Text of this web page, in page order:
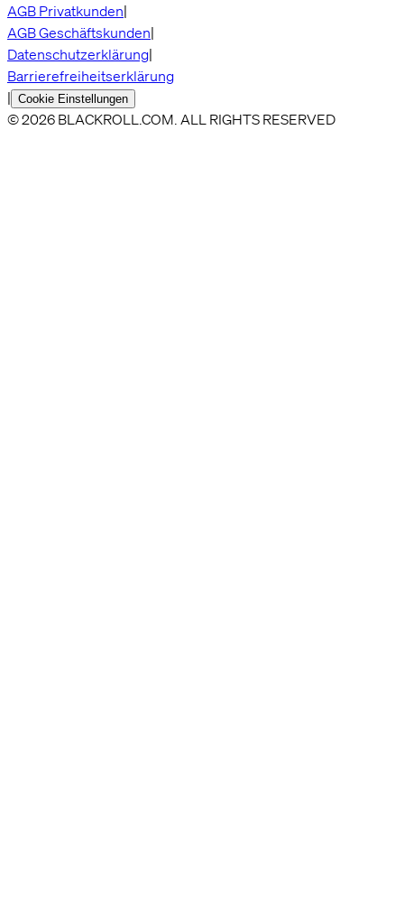
AGB Privatkunden|
AGB Geschäftskunden|
Datenschutzerklärung|
Barrierefreiheitserklärung
| Cookie Einstellungen
© 2026 BLACKROLL.COM. ALL RIGHTS RESERVED